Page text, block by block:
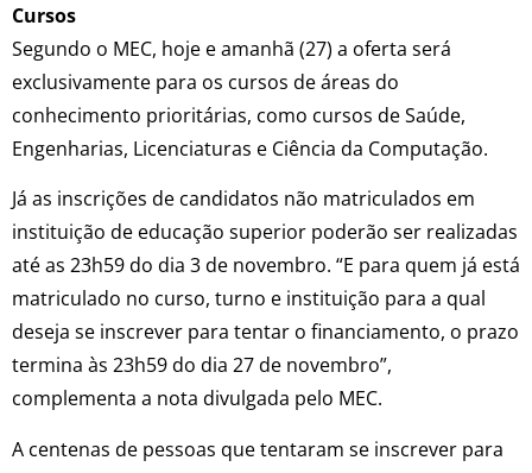
Cursos
Segundo o MEC, hoje e amanhã (27) a oferta será
exclusivamente para os cursos de áreas do
conhecimento prioritárias, como cursos de Saúde,
Engenharias, Licenciaturas e Ciência da Computação.
Já as inscrições de candidatos não matriculados em
instituição de educação superior poderão ser realizadas
até as 23h59 do dia 3 de novembro. “E para quem já está
matriculado no curso, turno e instituição para a qual
deseja se inscrever para tentar o financiamento, o prazo
termina às 23h59 do dia 27 de novembro”,
complementa a nota divulgada pelo MEC.
A centenas de pessoas que tentaram se inscrever para